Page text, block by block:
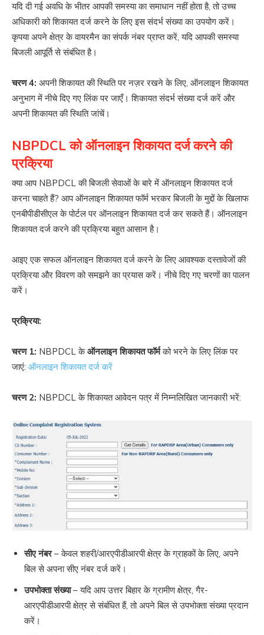
यदि दी गई अवधि के भीतर आपकी समस्या का समाधान नहीं होता है, तो उच्च
अधिकारी को शिकायत दर्ज करने के लिए इस संदर्भ संख्या का उपयोग करें।
कृपया अपने क्षेत्र के वायरमैन का संपर्क नंबर प्राप्त करें, यदि आपकी समस्या
बिजली आपूर्ति से संबंधित है।
चरण 4: अपनी शिकायत की स्थिति पर नज़र रखने के लिए, ऑनलाइन शिकायत
अनुभाग में नीचे दिए गए लिंक पर जाएँ। शिकायत संदर्भ संख्या दर्ज करें और
अपनी शिकायत की स्थिति जांचें।
NBPDCL को ऑनलाइन शिकायत दर्ज करने की
प्रक्रिया
क्या आप NBPDCL की बिजली सेवाओं के बारे में ऑनलाइन शिकायत दर्ज
करना चाहते हैं? आप ऑनलाइन शिकायत फॉर्म भरकर बिजली के मुद्दों के खिलाफ
एनबीपीडीसीएल के पोर्टल पर ऑनलाइन शिकायत दर्ज कर सकते हैं। ऑनलाइन
शिकायत दर्ज करने की प्रक्रिया बहुत आसान है।
आइए एक सफल ऑनलाइन शिकायत दर्ज करने के लिए आवश्यक दस्तावेजों की
प्रक्रिया और विवरण को समझने का प्रयास करें। नीचे दिए गए चरणों का पालन
करें।
प्रक्रिया:
चरण 1: NBPDCL केऑनलाइन शिकायत फॉर्मको भरने के लिए लिंक पर
जाएं: ऑनलाइन शिकायत दर्ज करें
चरण 2: NBPDCL के शिकायत आवेदन पत्र में निम्नलिखित जानकारी भरें:
सीए नंबर– केवल शहरी/आरएपीडीआरपी क्षेत्र के ग्राहकों के लिए, अपने
बिल से अपना सीए नंबर दर्ज करें।
उपभोक्ता संख्या– यदि आप उत्तर बिहार के ग्रामीण क्षेत्र, गैर-
आरएपीडीआरपी क्षेत्र से संबंधित हैं, तो अपने बिल से उपभोक्ता संख्या प्रदान
करें।